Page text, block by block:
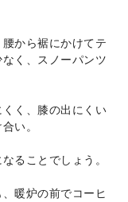
から裾にかけてテ
く、スノーパンツ
く、膝の出にくい
い。
ることでしょう。
暖炉の前でコーヒ